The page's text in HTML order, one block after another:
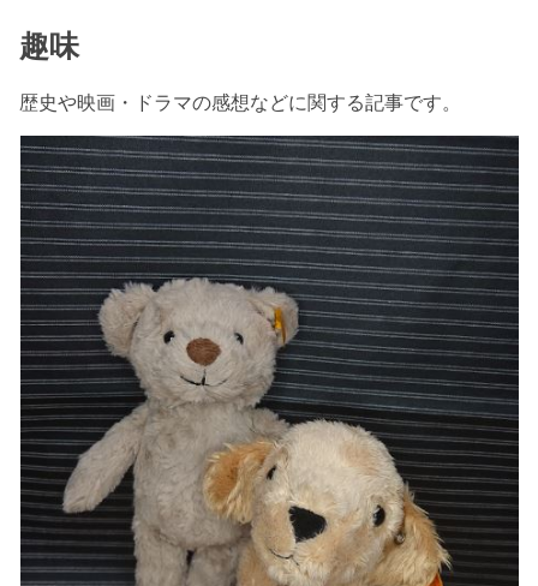
趣味
歴史や映画・ドラマの感想などに関する記事です。